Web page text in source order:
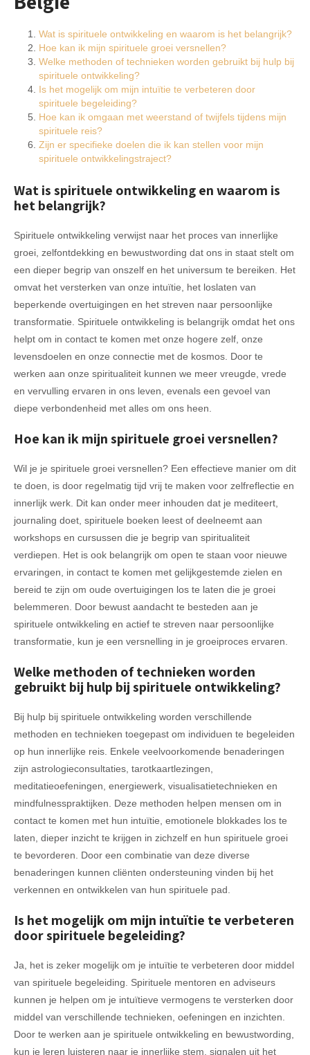
Wat is spirituele ontwikkeling en waarom is het belangrijk?
Hoe kan ik mijn spirituele groei versnellen?
Welke methoden of technieken worden gebruikt bij hulp bij
spirituele ontwikkeling?
Is het mogelijk om mijn intuïtie te verbeteren door
spirituele begeleiding?
Hoe kan ik omgaan met weerstand of twijfels tijdens mijn
spirituele reis?
Zijn er specifieke doelen die ik kan stellen voor mijn
spirituele ontwikkelingstraject?
Wat is spirituele ontwikkeling en waarom is
het belangrijk?
Spirituele ontwikkeling verwijst naar het proces van innerlijke
groei, zelfontdekking en bewustwording dat ons in staat stelt om
een dieper begrip van onszelf en het universum te bereiken. Het
omvat het versterken van onze intuïtie, het loslaten van
beperkende overtuigingen en het streven naar persoonlijke
transformatie. Spirituele ontwikkeling is belangrijk omdat het ons
helpt om in contact te komen met onze hogere zelf, onze
levensdoelen en onze connectie met de kosmos. Door te
werken aan onze spiritualiteit kunnen we meer vreugde, vrede
en vervulling ervaren in ons leven, evenals een gevoel van
diepe verbondenheid met alles om ons heen.
Hoe kan ik mijn spirituele groei versnellen?
Wil je je spirituele groei versnellen? Een effectieve manier om dit
te doen, is door regelmatig tijd vrij te maken voor zelfreflectie en
innerlijk werk. Dit kan onder meer inhouden dat je mediteert,
journaling doet, spirituele boeken leest of deelneemt aan
workshops en cursussen die je begrip van spiritualiteit
verdiepen. Het is ook belangrijk om open te staan voor nieuwe
ervaringen, in contact te komen met gelijkgestemde zielen en
bereid te zijn om oude overtuigingen los te laten die je groei
belemmeren. Door bewust aandacht te besteden aan je
spirituele ontwikkeling en actief te streven naar persoonlijke
transformatie, kun je een versnelling in je groeiproces ervaren.
Welke methoden of technieken worden
gebruikt bij hulp bij spirituele ontwikkeling?
Bij hulp bij spirituele ontwikkeling worden verschillende
methoden en technieken toegepast om individuen te begeleiden
op hun innerlijke reis. Enkele veelvoorkomende benaderingen
zijn astrologieconsultaties, tarotkaartlezingen,
meditatieoefeningen, energiewerk, visualisatietechnieken en
mindfulnesspraktijken. Deze methoden helpen mensen om in
contact te komen met hun intuïtie, emotionele blokkades los te
laten, dieper inzicht te krijgen in zichzelf en hun spirituele groei
te bevorderen. Door een combinatie van deze diverse
benaderingen kunnen cliënten ondersteuning vinden bij het
verkennen en ontwikkelen van hun spirituele pad.
Is het mogelijk om mijn intuïtie te verbeteren
door spirituele begeleiding?
Ja, het is zeker mogelijk om je intuïtie te verbeteren door middel
van spirituele begeleiding. Spirituele mentoren en adviseurs
kunnen je helpen om je intuïtieve vermogens te versterken door
middel van verschillende technieken, oefeningen en inzichten.
Door te werken aan je spirituele ontwikkeling en bewustwording,
kun je leren luisteren naar je innerlijke stem, signalen uit het